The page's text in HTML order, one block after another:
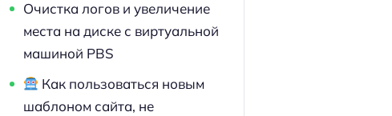
Очистка логов и увеличение
места на диске с виртуальной
машиной PBS
Как пользоваться новым
шаблоном сайта, не